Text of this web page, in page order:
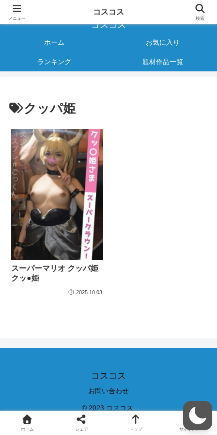
様々なジャンルのコスプレAVをご紹介する情報サイト
コスコス
ホーム お気に入り
ランキング 題材作品一覧
クッパ姫
スーパーマリオ クッパ姫
クッ●姫
2025.10.03
コスコス
お問い合わせ
© 2023 コスコス.
メニュー
コスコス
検索
ホーム シェア トップ サイドバー